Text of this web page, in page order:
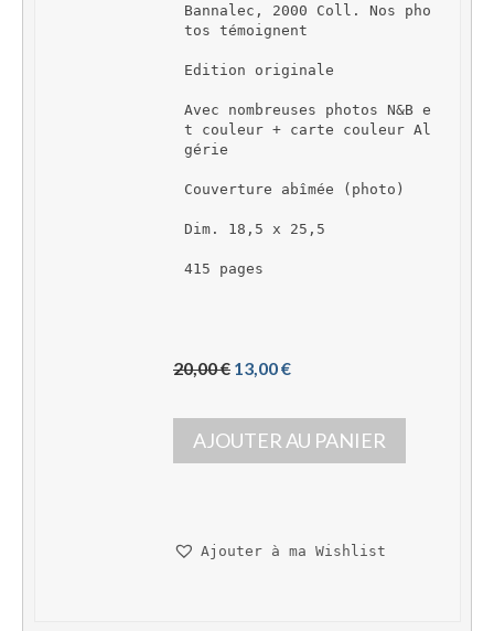
Bannalec, 2000 Coll. Nos pho
tos témoignent
Edition originale
Avec nombreuses photos N&B e
t couleur + carte couleur Al
gérie
Couverture abîmée (photo)
Dim. 18,5 x 25,5
415 pages
20,00 € L
p
r
i
i
13,00 €L
p
r
i
t
AJOUTER AU PANIER
Ajouter à ma Wishlist